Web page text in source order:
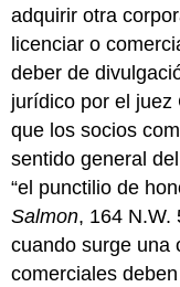
adquirir otra
licenciar o
deber de
jurídico por el juez
que los socios
sentido general
“el punctilio de
Salmon, 164 N.W.
cuando surge una
comerciales